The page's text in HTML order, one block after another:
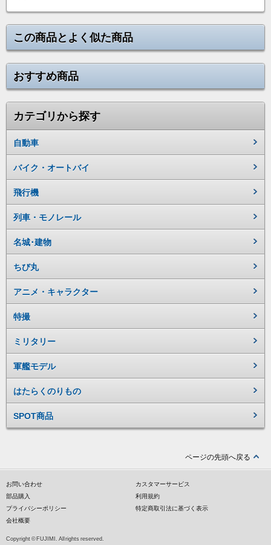
この商品とよく似た商品
おすすめ商品
カテゴリから探す
自動車
バイク・オートバイ
飛行機
列車・モノレール
名城･建物
ちび丸
アニメ・キャラクター
特撮
ミリタリー
軍艦モデル
はたらくのりもの
SPOT商品
ページの先頭へ戻る
お問い合わせ
カスタマーサービス
部品購入
利用規約
プライバシーポリシー
特定商取引法に基づく表示
会社概要
Copyright © FUJIMI. All rights reserved.